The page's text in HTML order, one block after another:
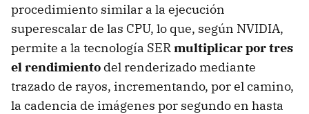
procedimiento similar a la ejecución
superescalar de las CPU, lo que, según NVIDIA,
permite a la tecnología SER multiplicar por tres
el rendimiento del renderizado mediante
trazado de rayos, incrementando, por el camino,
la cadencia de imágenes por segundo en hasta